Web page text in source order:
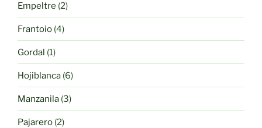
Empeltre 22
productos
Frantoio 44
productos
Gordal 11
producto
Hojiblanca 66
productos
Manzanila 33
productos
Pajarero 22